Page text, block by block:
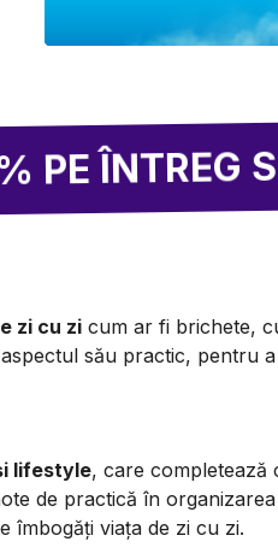
SITE-
zi cu zi cum ar fi brichete,
său practic, pentru
lifestyle, care completează
de practică în
îmbogăți viața de zi cu zi.